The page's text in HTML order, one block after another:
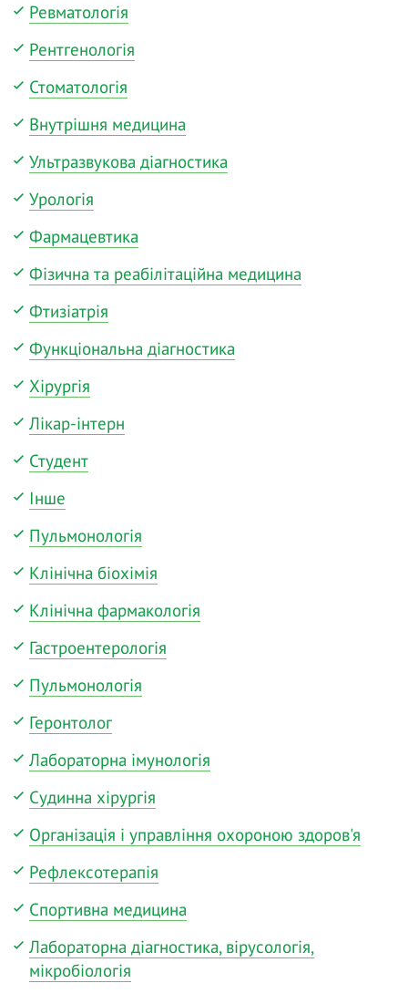
Ревматологія
Рентгенологія
Стоматологія
Внутрішня медицина
Ультразвукова діагностика
Урологія
Фармацевтика
Фізична та реабілітаційна медицина
Фтизіатрія
Функціональна діагностика
Хірургія
Лікар-інтерн
Студент
Інше
Пульмонологія
Клінічна біохімія
Клінічна фармакологія
Гастроентерологія
Пульмонологія
Геронтолог
Лабораторна імунологія
Судинна хірургія
Організація і управління охороною здоров'я
Рефлексотерапія
Спортивна медицина
Лабораторна діагностика, вірусологія,
мікробіологія